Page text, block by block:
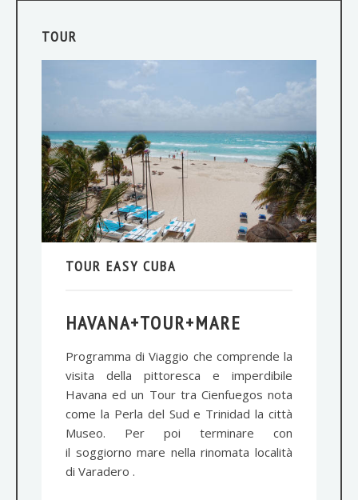
TOUR
TOUR EASY CUBA
HAVANA+TOUR+MARE
Programma di Viaggio che comprende la
visita della pittoresca e imperdibile
Havana ed un Tour tra Cienfuegos nota
come la Perla del Sud e Trinidad la città
Museo. Per poi terminare con
il soggiorno mare nella rinomata località
di Varadero .